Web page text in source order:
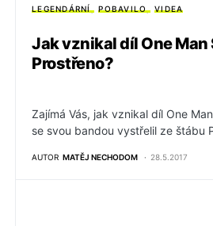
LEGENDÁRNÍ POBAVILO VIDEA
Jak vznikal díl One Man
Prostřeno?
Zajímá Vás, jak vznikal díl One
se svou bandou vystřelil ze štábu
AUTOR MATĚJ NECHODOM 28.5.2017